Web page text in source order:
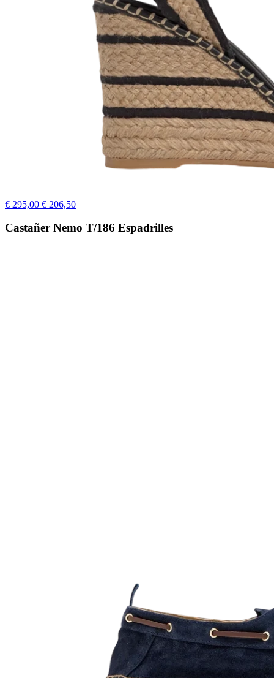
€ 295,00 € 206,50
Castañer Nemo T/186 Espadrilles